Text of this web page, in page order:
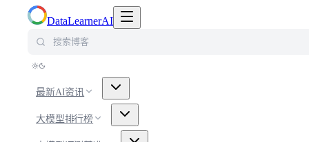
DataLearnerAI
最新AI资讯
大模型排行榜